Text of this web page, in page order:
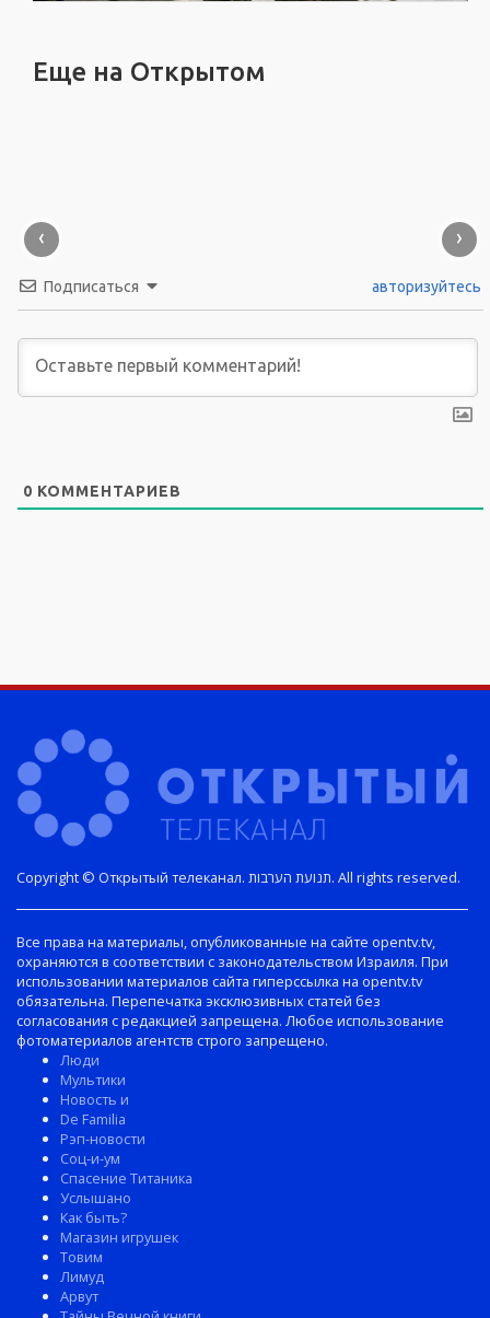
Еще на Открытом
‹ ›
Подписаться авторизуйтесь
0 КОММЕНТАРИЕВ
Copyright © Открытый телеканал. תנועת הערבות. All rights reserved.
Все права на материалы, опубликованные на сайте opentv.tv,
охраняются в соответствии с законодательством Израиля. При
использовании материалов сайта гиперссылка на opentv.tv
обязательна. Перепечатка эксклюзивных статей без
согласования с редакцией запрещена. Любое использование
фотоматериалов агентств строго запрещено.
Люди
Мультики
Новость и
De Familia
Рэп-новости
Соц-и-ум
Спасение Титаника
Услышано
Как быть?
Магазин игрушек
Товим
Лимуд
Арвут